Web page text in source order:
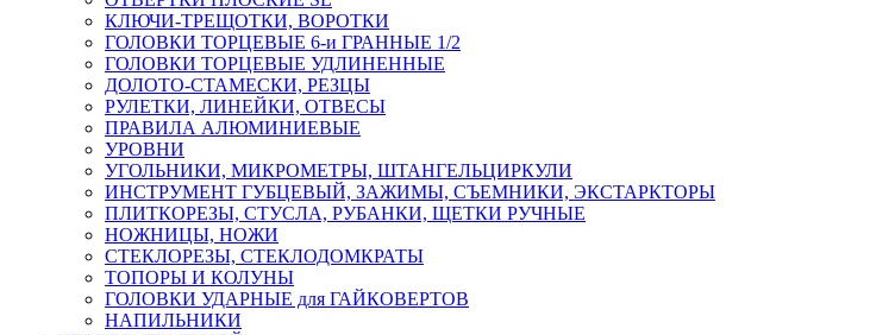
КЛЮЧИ-ТРЕЩОТКИ, ВОРОТКИ
ГОЛОВКИ ТОРЦЕВЫЕ 6-и ГРАННЫЕ 1/2
ГОЛОВКИ ТОРЦЕВЫЕ УДЛИНЕННЫЕ
ДОЛОТО-СТАМЕСКИ, РЕЗЦЫ
РУЛЕТКИ, ЛИНЕЙКИ, ОТВЕСЫ
ПРАВИЛА АЛЮМИНИЕВЫЕ
УРОВНИ
УГОЛЬНИКИ, МИКРОМЕТРЫ, ШТАНГЕЛЬЦИРКУЛИ
ИНСТРУМЕНТ ГУБЦЕВЫЙ, ЗАЖИМЫ, СЪЕМНИКИ, ЭКСТАРКТОРЫ
ПЛИТКОРЕЗЫ, СТУСЛА, РУБАНКИ, ЩЕТКИ РУЧНЫЕ
НОЖНИЦЫ, НОЖИ
СТЕКЛОРЕЗЫ, СТЕКЛОДОМКРАТЫ
ТОПОРЫ И КОЛУНЫ
ГОЛОВКИ УДАРНЫЕ для ГАЙКОВЕРТОВ
НАПИЛЬНИКИ